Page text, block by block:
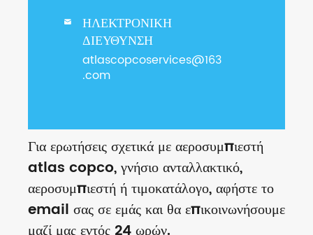

ΗΛΕΚΤΡΟΝΙΚΗ
ΔΙΕΥΘΥΝΣΗ
atlascopcoservices@163
.com
Για ερωτήσεις σχετικά με αεροσυμπιεστή
atlas copco, γνήσιο ανταλλακτικό,
αεροσυμπιεστή ή τιμοκατάλογο, αφήστε το
email σας σε εμάς και θα επικοινωνήσουμε